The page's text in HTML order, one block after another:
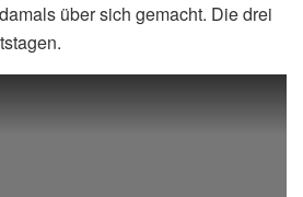
über sich gemacht. Die drei